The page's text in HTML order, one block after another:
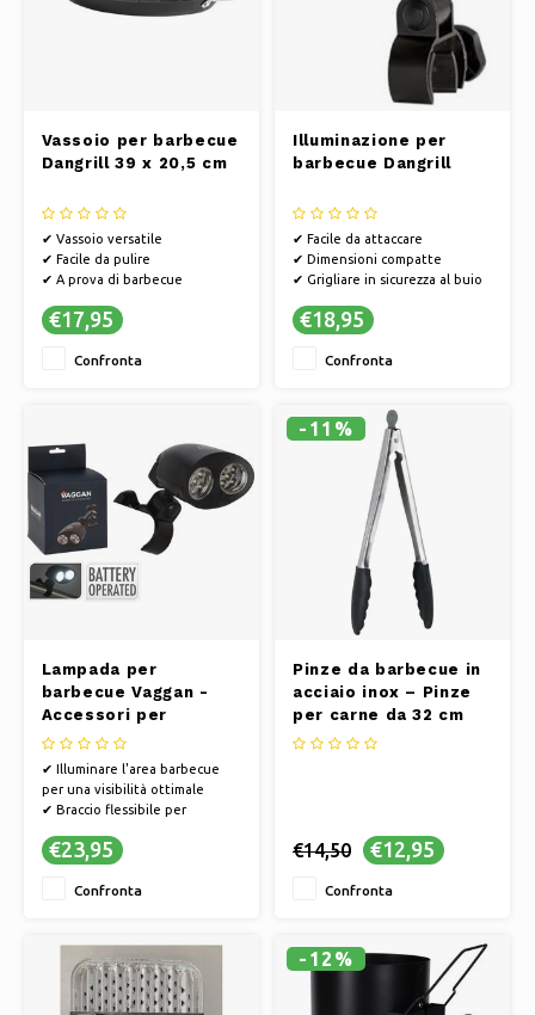
Vassoio per barbecue
Dangrill 39 x 20,5 cm
✔ Vassoio versatile
✔ Facile da pulire
✔ A prova di barbecue
€17,95
Confronta
Illuminazione per
barbecue Dangrill
✔ Facile da attaccare
✔ Dimensioni compatte
✔ Grigliare in sicurezza al buio
€18,95
Confronta
Lampada per
barbecue Vaggan -
Accessori per
barbecue
✔ Illuminare l'area barbecue
per una visibilità ottimale
✔ Braccio flessibile per
✔ Design durevole e
€23,95
Confronta
-11%
Pinze da barbecue in
acciaio inox – Pinze
per carne da 32 cm
€14,50 €12,95
Confronta
-12%